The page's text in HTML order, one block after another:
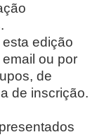
edição
ou por
de
de inscrição.